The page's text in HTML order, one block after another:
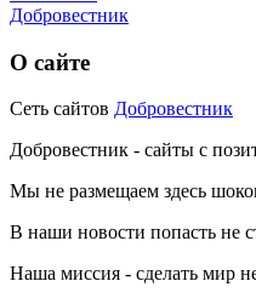
Добровестник
О сайте
Сеть сайтов Добровестник
Добровестник - сайты с
Мы не размещаем здесь
В наши новости попасть не
Наша миссия - сделать мир